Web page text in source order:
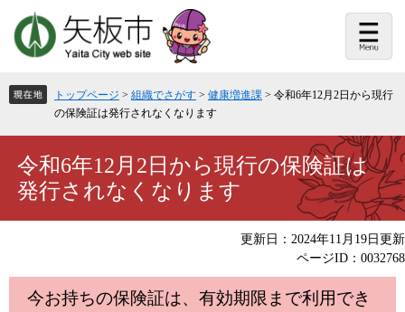
頭
で
飛
ば
て
トップページ > 組織でさがす > 健康増進課 > 令和6年12月2日から現行
の保険証は発行されなくなります
令和6年12月2日から現行の保険証は
発行されなくなります
更新日：2024年11月19日更新
ページID：0032768
今お持ちの保険証は、有効期限まで利用でき